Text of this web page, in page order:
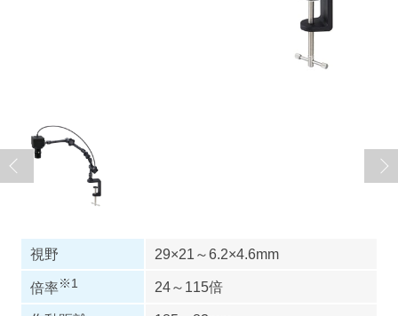
視野 29×21～6.2×4.6mm
倍率※1 24～115倍